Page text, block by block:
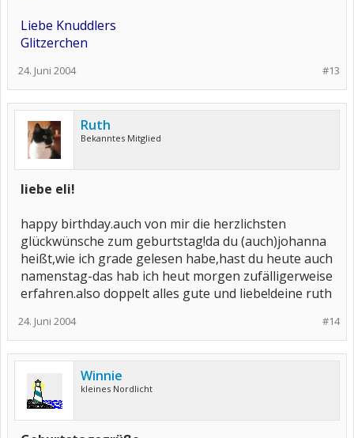
Liebe Knuddlers
Glitzerchen
#13
24. Juni 2004
Ruth
Bekanntes Mitglied
liebe eli!
happy birthday.auch von mir die herzlichsten
glückwünsche zum geburtstag!da du (auch)johanna
heißt,wie ich grade gelesen habe,hast du heute auch
namenstag-das hab ich heut morgen zufälligerweise
erfahren.also doppelt alles gute und liebe!deine ruth
#14
24. Juni 2004
Winnie
kleines Nordlicht